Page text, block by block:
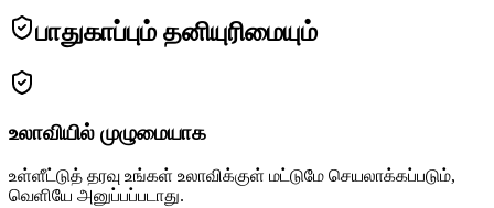
பாதுகாப்பும் தனியுரிமையும்
உலாவியில் முழுமையாக
உள்ளீட்டுத் தரவு உங்கள் உலாவிக்குள் மட்டுமே செயலாக்கப்படும்,
வெளியே அனுப்பப்படாது.